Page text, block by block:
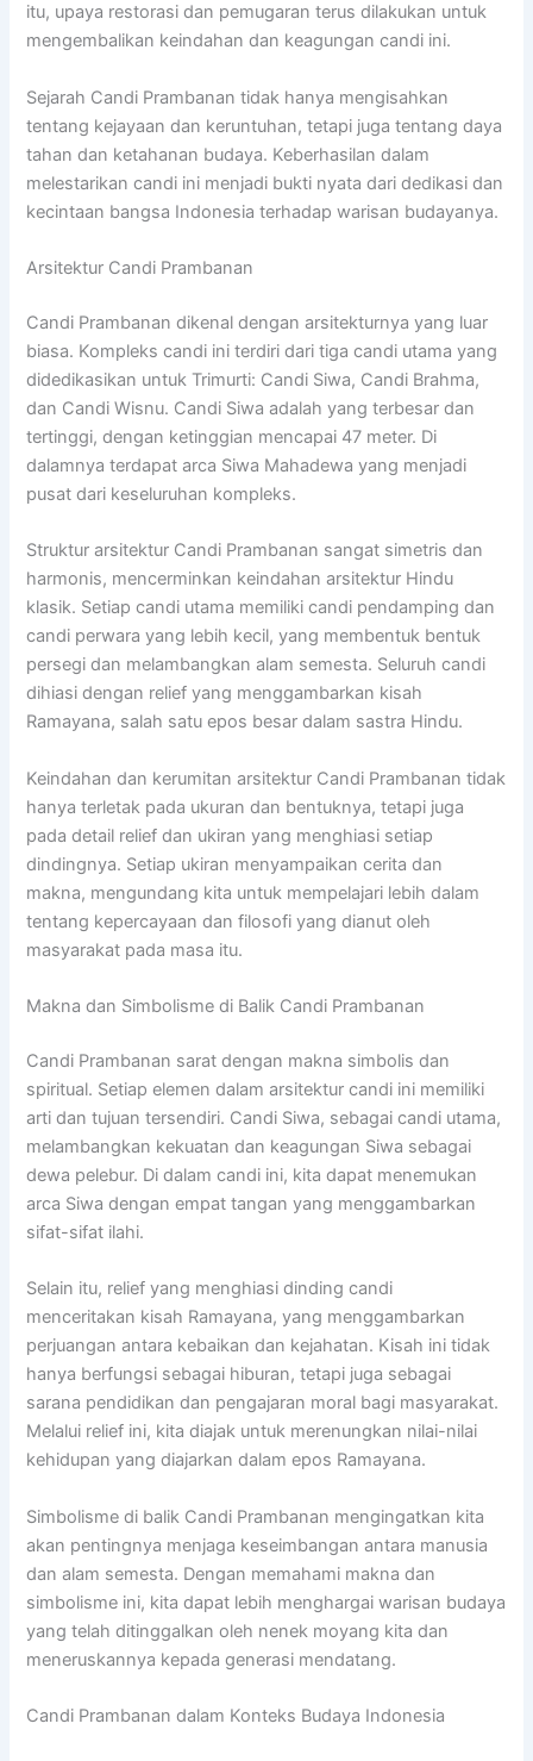
itu, upaya restorasi dan pemugaran terus dilakukan untuk
mengembalikan keindahan dan keagungan candi ini.
Sejarah Candi Prambanan tidak hanya mengisahkan
tentang kejayaan dan keruntuhan, tetapi juga tentang daya
tahan dan ketahanan budaya. Keberhasilan dalam
melestarikan candi ini menjadi bukti nyata dari dedikasi dan
kecintaan bangsa Indonesia terhadap warisan budayanya.
Arsitektur Candi Prambanan
Candi Prambanan dikenal dengan arsitekturnya yang luar
biasa. Kompleks candi ini terdiri dari tiga candi utama yang
didedikasikan untuk Trimurti: Candi Siwa, Candi Brahma,
dan Candi Wisnu. Candi Siwa adalah yang terbesar dan
tertinggi, dengan ketinggian mencapai 47 meter. Di
dalamnya terdapat arca Siwa Mahadewa yang menjadi
pusat dari keseluruhan kompleks.
Struktur arsitektur Candi Prambanan sangat simetris dan
harmonis, mencerminkan keindahan arsitektur Hindu
klasik. Setiap candi utama memiliki candi pendamping dan
candi perwara yang lebih kecil, yang membentuk bentuk
persegi dan melambangkan alam semesta. Seluruh candi
dihiasi dengan relief yang menggambarkan kisah
Ramayana, salah satu epos besar dalam sastra Hindu.
Keindahan dan kerumitan arsitektur Candi Prambanan tidak
hanya terletak pada ukuran dan bentuknya, tetapi juga
pada detail relief dan ukiran yang menghiasi setiap
dindingnya. Setiap ukiran menyampaikan cerita dan
makna, mengundang kita untuk mempelajari lebih dalam
tentang kepercayaan dan filosofi yang dianut oleh
masyarakat pada masa itu.
Makna dan Simbolisme di Balik Candi Prambanan
Candi Prambanan sarat dengan makna simbolis dan
spiritual. Setiap elemen dalam arsitektur candi ini memiliki
arti dan tujuan tersendiri. Candi Siwa, sebagai candi utama,
melambangkan kekuatan dan keagungan Siwa sebagai
dewa pelebur. Di dalam candi ini, kita dapat menemukan
arca Siwa dengan empat tangan yang menggambarkan
sifat-sifat ilahi.
Selain itu, relief yang menghiasi dinding candi
menceritakan kisah Ramayana, yang menggambarkan
perjuangan antara kebaikan dan kejahatan. Kisah ini tidak
hanya berfungsi sebagai hiburan, tetapi juga sebagai
sarana pendidikan dan pengajaran moral bagi masyarakat.
Melalui relief ini, kita diajak untuk merenungkan nilai-nilai
kehidupan yang diajarkan dalam epos Ramayana.
Simbolisme di balik Candi Prambanan mengingatkan kita
akan pentingnya menjaga keseimbangan antara manusia
dan alam semesta. Dengan memahami makna dan
simbolisme ini, kita dapat lebih menghargai warisan budaya
yang telah ditinggalkan oleh nenek moyang kita dan
meneruskannya kepada generasi mendatang.
Candi Prambanan dalam Konteks Budaya Indonesia